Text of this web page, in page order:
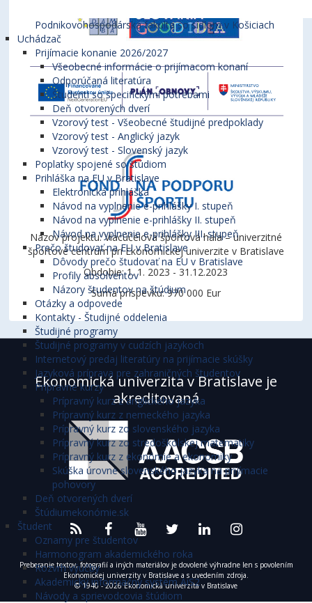
Podnikovohospodárska fakulta so sídlom v Košiciach
Uchádzač
Prijímacie konanie 2026/2027
Všeobecné informácie o prijímacom konaní
Odporúčaná literatúra
Študenti so špecifickými potrebami
Deň otvorených dverí
Vzorový test - Všeobecné študijné predpoklady
Vzorový test - Anglický jazyk
Vzorový test - Slovenský jazyk
Poplatky spojené so štúdiom
Prihláška na EU v Bratislave
Elektronická prihláška
Návod na vyplnenie e-prihlášky I. stupeň
Návod na vyplnenie e-prihlášky II. stupeň
Návod na vyplnenie e-prihlášky III. stupeň
Prečo študovať na EU v Bratislave
Dôvody prečo študovať na EU v Bratislave
Profily absolventov
Názory študentov na štúdium
Otázky a odpovede
Kontakty - Študijné oddelenia
Študijné programy
Študijné programy v cudzích jazykoch
Internetový predaj literatúry na prijímacie skúšky
Jazyková príprava pre zahraničných študentov
Prípravné kurzy
Prípravný kurz z anglického jazyka
Prípravný kurz z nemeckého jazyka
Prípravný kurz zo slovenského jazyka
Prípravný kurz zo stredoškolskej matematiky
Prípravný kurz z ekonómie a ekonomiky
Skúška úrovne slovenského jazyka na prijímacie
pohovory
Deň otvorených dverí
Štúdiumekonómie.sk
Študent
Oznamy pre študentov
Harmonogram akademického roka
Rozvrh výučby
Akademický informačný systém AiS2
Návody a sprievodcovia štúdiom
Názov projektu: Viacúčelová športová hala – univerzitné
športové centrum pri Ekonomickej univerzite v Bratislave
Obdobie: 1. 1. 2023 - 31.12.2023
Suma príspevku: 970 000 Eur
Ekonomická univerzita v Bratislave je
akreditovaná
Preberanie textov, fotografií a iných materiálov je dovolené výhradne len s povolením
Ekonomickej univerzity v Bratislave a s uvedením zdroja.
© 1940 - 2026 Ekonomická univerzita v Bratislave